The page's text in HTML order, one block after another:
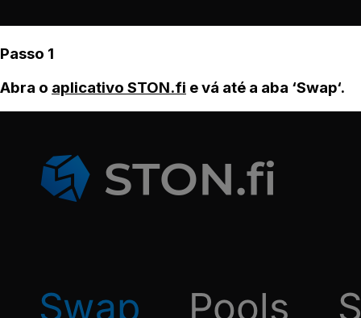
Passo 1
Abra o aplicativo STON.fi e vá até a aba ‘Swap‘.